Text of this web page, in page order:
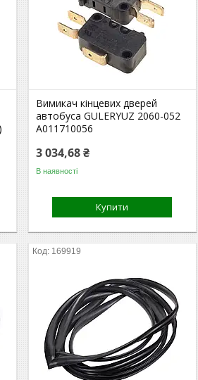
Вимикач кінцевих дверей
автобуса GULERYUZ 2060-052
A011710056
3 034,68 ₴
В наявності
Купити
169919